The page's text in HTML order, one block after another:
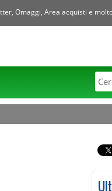
Omaggi, Area acquisti e